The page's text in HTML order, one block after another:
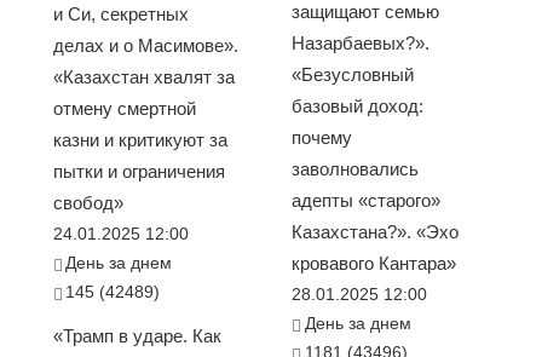
и Си, секретных
делах и о Масимове».
«Казахстан хвалят за
отмену смертной
казни и критикуют за
пытки и ограничения
свобод»
24.01.2025 12:00
День за днем
145 (42489)
«Трамп в ударе. Как
защищают семью
Назарбаевых?».
«Безусловный
базовый доход:
почему
заволновались
адепты «старого»
Казахстана?». «Эхо
кровавого Кантара»
28.01.2025 12:00
День за днем
1181 (43496)